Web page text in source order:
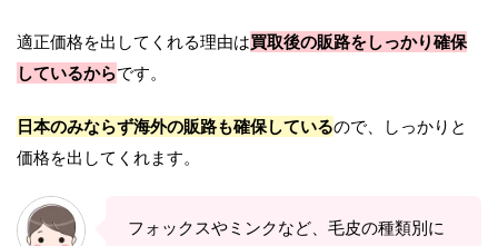
適正価格を出してくれる理由は買取後の販路をしっかり確保
しているからです。
日本のみならず海外の販路も確保しているので、しっかりと
価格を出してくれます。
フォックスやミンクなど、毛皮の種類別に